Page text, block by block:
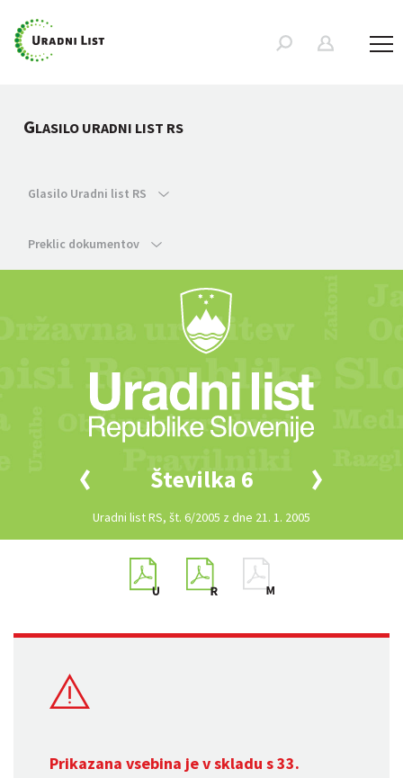
GLASILO URADNI LIST RS
Glasilo Uradni list RS
Preklic dokumentov
Številka 6
Uradni list RS, št. 6/2005 z dne 21. 1. 2005
Prikazana vsebina je v skladu s 33.